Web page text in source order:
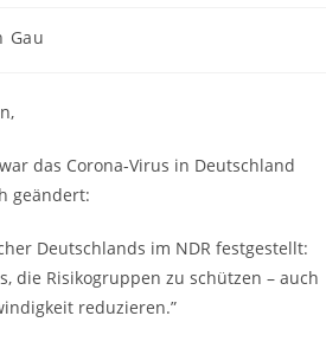
Gau
das Corona-Virus in Deutschland
geändert:
Deutschlands im NDR festgestellt:
die Risikogruppen zu schützen – auch
reduzieren.”